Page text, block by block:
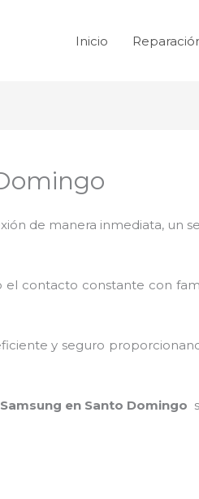
Inicio
de manera inmediata, un
contacto constante con
y seguro
en Santo Domingo